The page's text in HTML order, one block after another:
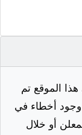
الموقع تم
وجود أخطاء في
أو خلال